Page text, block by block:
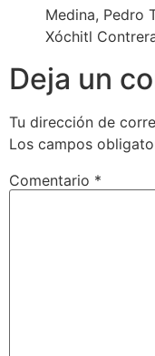
Medina, Pedro
Xóchitl
Deja un
Tu dirección de
Los campos
Comentario *